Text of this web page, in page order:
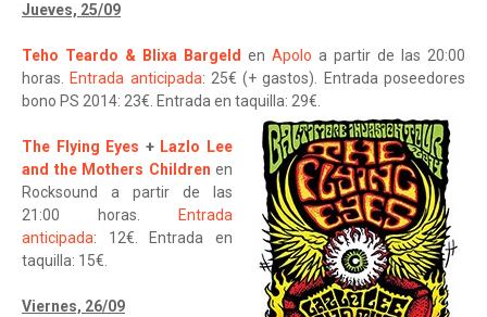
Jueves, 25/09
Teho Teardo & Blixa Bargeld en Apolo a partir de las 20:00
horas. Entrada anticipada: 25€ (+ gastos). Entrada poseedores
bono PS 2014: 23€. Entrada en taquilla: 29€.
The Flying Eyes + Lazlo Lee
and the Mothers Children en
Rocksound a partir de las
21:00 horas.
Entrada
anticipada: 12€. Entrada en
taquilla: 15€.
Viernes, 26/09